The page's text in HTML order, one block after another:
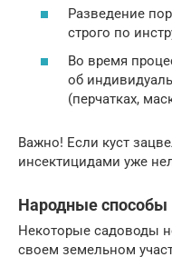
Разведение
строго по
Во время
об
(перчатках,
Важно! Если куст
инсектицидами уже
Народные способы
Некоторые садоводы
своем земельном